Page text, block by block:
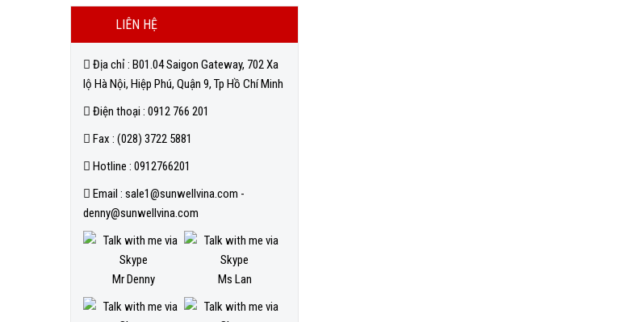
LIÊN HỆ
Địa chỉ : B01.04 Saigon Gateway, 702 Xa
lộ Hà Nội, Hiệp Phú, Quận 9, Tp Hồ Chí Minh
Điện thoại : 0912 766 201
Fax : (028) 3722 5881
Hotline : 0912766201
Email : sale1@sunwellvina.com -
denny@sunwellvina.com
Mr Denny Ms Lan